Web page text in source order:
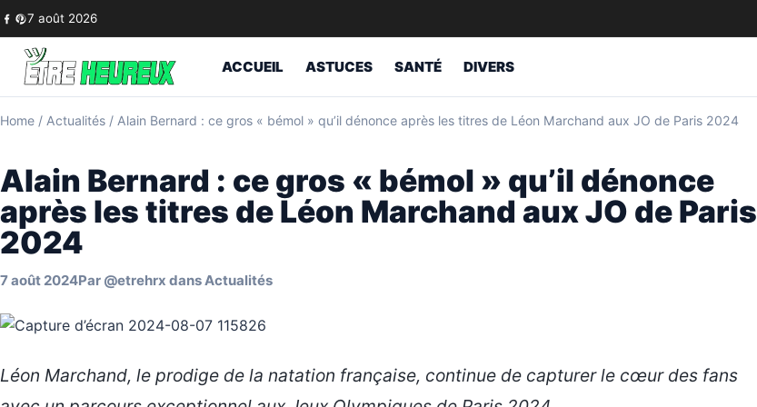
Skip to content
7 août 2026
ACCUEIL ASTUCES SANTÉ DIVERS
Home / Actualités / Alain Bernard : ce gros « bémol » qu’il dénonce après les titres de Léon Marchand aux JO de Paris 2024
Alain Bernard : ce gros « bémol » qu’il dénonce
après les titres de Léon Marchand aux JO de Paris
2024
7 août 2024Par @etrehrx dansActualités
Léon Marchand, le prodige de la natation française, continue de capturer le cœur des fans